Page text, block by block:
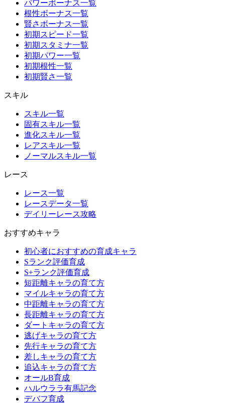
パワーボーナス一覧
根性ボーナス一覧
賢さボーナス一覧
初期スピード一覧
初期スタミナ一覧
初期パワー一覧
初期根性一覧
初期賢さ一覧
スキル
スキル一覧
固有スキル一覧
進化スキル一覧
レアスキル一覧
ノーマルスキル一覧
レース
レース一覧
レースデータ一覧
デイリーレース攻略
おすすめキャラ
初心者におすすめの育成キャラ
Sランク評価育成
S+ランク評価育成
短距離キャラの育て方
マイルキャラの育て方
中距離キャラの育て方
長距離キャラの育て方
ダートキャラの育て方
逃げキャラの育て方
先行キャラの育て方
差しキャラの育て方
追込キャラの育て方
オールB育成
ハルウララ有馬記念
デバフ育成